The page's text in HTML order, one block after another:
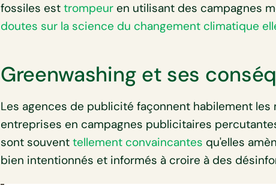
fossiles esttrompeuren utilisant des campagnes
doutes sur la science du changement climatique
Greenwashing et ses
Les agences de publicité façonnent habilement
entreprises en campagnes publicitaires
sont souvent tellement convaincantes qu'elles
bien intentionnés et informés à croire à des